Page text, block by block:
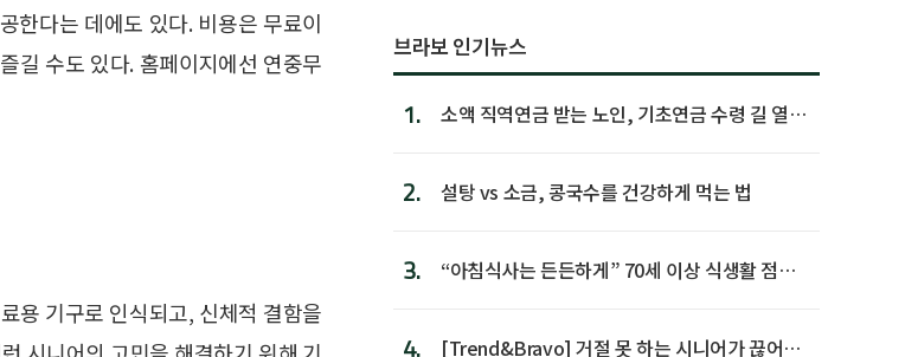
한다는 데에도 있다. 비용은 무료이
길 수도 있다. 홈페이지에선 연중무
용 기구로 인식되고, 신체적 결함을
브라보 인기뉴스
1.
소액 직역연금 받는 노인, 기초연금 수령 길 열린
2. 설탕 vs 소금, 콩국수를 건강하게 먹는 법
3.
“아침식사는 든든하게” 70세 이상 식생활 점수
4.
[Trend&Bravo] 거절 못 하는 시니어가 끊어야